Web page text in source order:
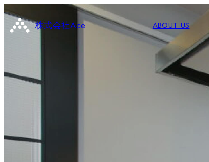
株式会社Ace ABOUT US